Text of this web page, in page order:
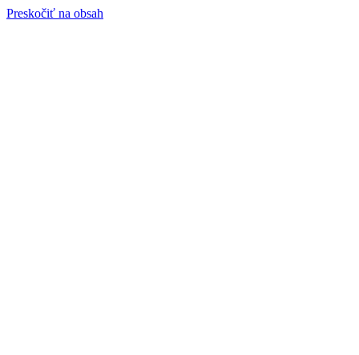
Preskočiť na obsah